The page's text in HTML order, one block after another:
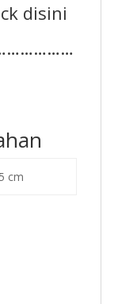
disini
cm